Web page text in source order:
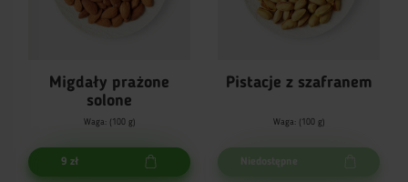
Migdały prażone
solone
Waga: (100 g)
9 zł
Pistacje z szafranem
Waga: (100 g)
Niedostępne